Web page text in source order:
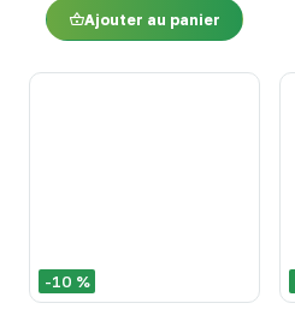
Ajouter au panier
-10 %